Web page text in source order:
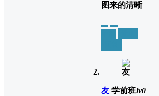
图来的清晰
友 学前班lv0